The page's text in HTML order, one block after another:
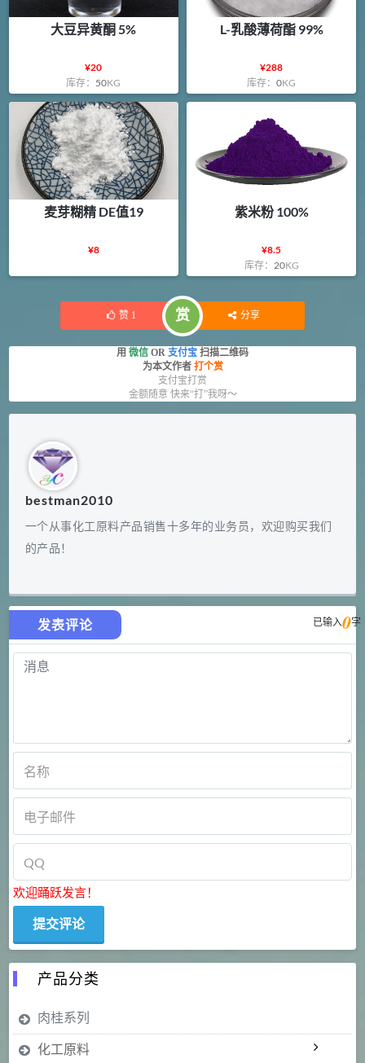
大豆异黄酮 5%
¥20
库存： 50KG
L-乳酸薄荷酯 99%
¥288
库存：0KG
麦芽糊精 DE值19
¥8
紫米粉 100%
¥8.5
库存： 20KG
赞 1 赏 分享
用 微信 OR 支付宝 扫描二维码
为本文作者 打个赏
支付宝打赏
金额随意 快来“打”我呀～
bestman2010
一个从事化工原料产品销售十多年的业务员，欢迎购买我们
的产品！
发表评论 已输入0字
欢迎踊跃发言！
产品分类
肉桂系列
化工原料